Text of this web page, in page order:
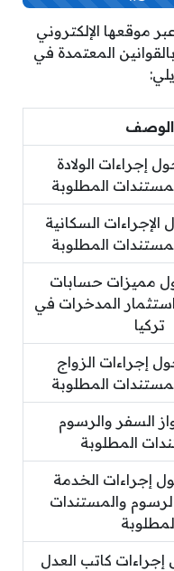
موقعها الإلكتروني
المعتمدة في
الوصف
إجراءات الولادة
المطلوبة
السكانية
المطلوبة
مميزات حسابات
استثمار المدخرات في
تركيا
إجراءات الزواج
المطلوبة
السفر والرسوم
المطلوبة
إجراءات الخدمة
والمستندات
كاتب العدل